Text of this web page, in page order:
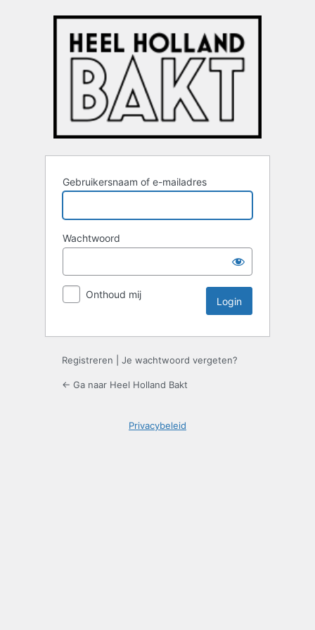
Gebruikersnaam of e-mailadres
Wachtwoord
Onthoud mij
Registreren Je wachtwoord vergeten?
← Ga naar Heel Holland Bakt
Privacybeleid